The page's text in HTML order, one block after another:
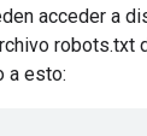
acceder a
robots.txt
a esto: